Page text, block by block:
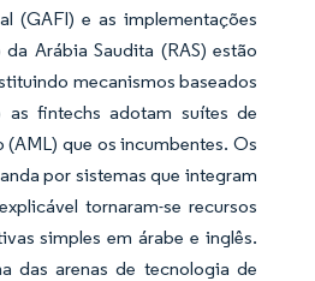
(GAFI) e as implementações
Arábia Saudita (RAS) estão
mecanismos baseados
fintechs adotam suítes de
que os incumbentes. Os
por sistemas que integram
tornaram-se recursos
simples em árabe e inglês.
das arenas de tecnologia de